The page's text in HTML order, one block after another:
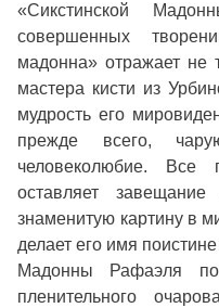
«Сикстинской
совершенных
мадонна» отражает не
мастера кисти из
мудрость его
прежде всего,
человеколюбие. Все
оставляет
знаменитую картину в
делает его имя
Мадонны Рафаэля
пленительного